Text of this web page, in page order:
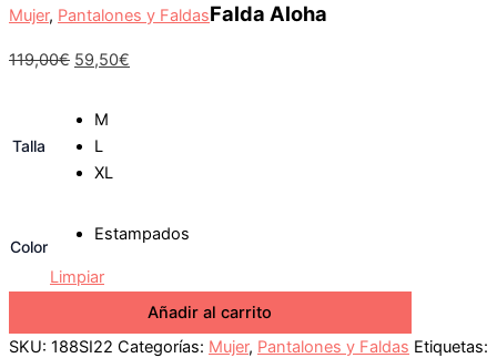
Mujer, Pantalones y FaldasFalda Aloha
119,00€ 59,50€
Talla
M
L
XL
Color
Estampados
Limpiar
Añadir al carrito
SKU: 188SI22 Categorías: Mujer, Pantalones y Faldas Etiquetas: